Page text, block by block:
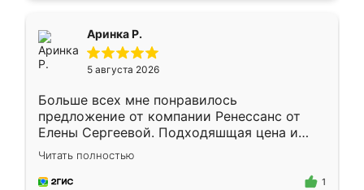
Аринка Р.
5 августа 2026
Больше всех мне понравилось
предложение от компании Ренессанс от
Елены Сергеевой. Подходяшщая цена и
короткие сроки изготовления. Приехавший
для замера сотрудник Владислав
предложил по моему эскизу самый
Читать полностью
1